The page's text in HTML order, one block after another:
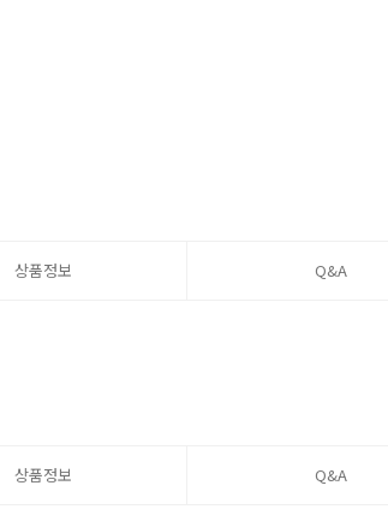
상품정보 Q&A
상품정보 Q&A